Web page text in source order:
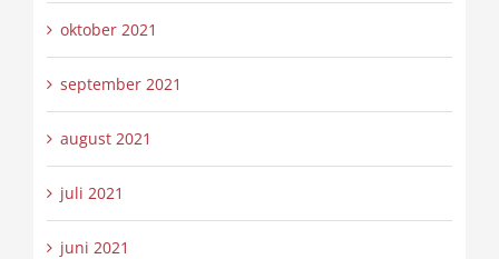
oktober 2021
september 2021
august 2021
juli 2021
juni 2021